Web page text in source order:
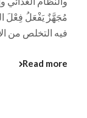
مُجَهَّزٌ يَفْعَلُ فِعْلَ
فيه التخلص من
Read more